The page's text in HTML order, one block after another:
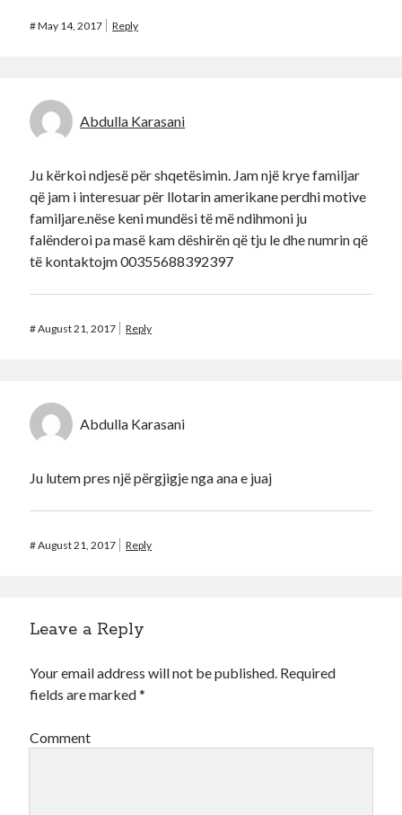
#May 14, 2017 Reply
Abdulla Karasani
Ju kërkoi ndjesë për shqetësimin. Jam një krye familjar
që jam i interesuar për llotarin amerikane perdhi motive
familjare.nëse keni mundësi të më ndihmoni ju
falënderoi pa masë kam dëshirën që tju le dhe numrin që
të kontaktojm 00355688392397
#August 21, 2017 Reply
Abdulla Karasani
Ju lutem pres një përgjigje nga ana e juaj
#August 21, 2017 Reply
Leave a Reply
Your email address will not be published. Required
fields are marked*
Comment